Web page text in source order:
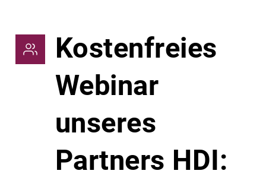
Kostenfreies
Webinar
unseres
Partners HDI: